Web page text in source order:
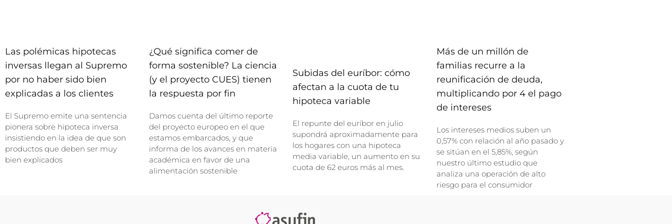
Las polémicas hipotecas
inversas llegan al Supremo
por no haber sido bien
explicadas a los clientes
El Supremo emite una sentencia
pionera sobre hipoteca inversa
insistiendo en la idea de que son
productos que deben ser muy
bien explicados
¿Qué significa comer de
forma sostenible? La ciencia
(y el proyecto CUES) tienen
la respuesta por fin
Damos cuenta del último reporte
del proyecto europeo en el que
estamos embarcados, y que
informa de los avances en materia
académica en favor de una
alimentación sostenible
Subidas del euríbor: cómo
afectan a la cuota de tu
hipoteca variable
El repunte del euríbor en julio
supondrá aproximadamente para
los hogares con una hipoteca
media variable, un aumento en su
cuota de 62 euros más al mes.
Más de un millón de
familias recurre a la
reunificación de deuda,
multiplicando por 4 el pago
de intereses
Los intereses medios suben un
0,57% con relación al año pasado y
se sitúan en el 5,85%, según
nuestro último estudio que
analiza una operación de alto
riesgo para el consumidor